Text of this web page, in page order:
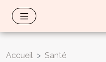
Accueil
Santé